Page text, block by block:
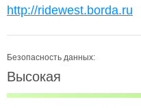
http://ridewest.borda.ru
Безопасность данных:
Высокая